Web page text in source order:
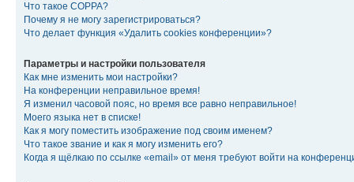
Что такое COPPA?
Почему я не могу зарегистрироваться?
Что делает функция «Удалить cookies конференции»?
Параметры и настройки пользователя
Как мне изменить мои настройки?
На конференции неправильное время!
Я изменил часовой пояс, но время все равно неправильное!
Моего языка нет в списке!
Как я могу поместить изображение под своим именем?
Что такое звание и как я могу изменить его?
Когда я щёлкаю по ссылке «email» от меня требуют войти на